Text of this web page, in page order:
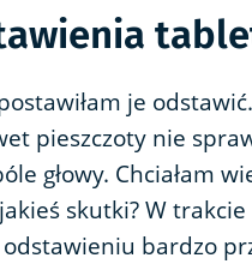
je
pieszczoty nie
głowy. Chciałam
skutki? W
bardzo